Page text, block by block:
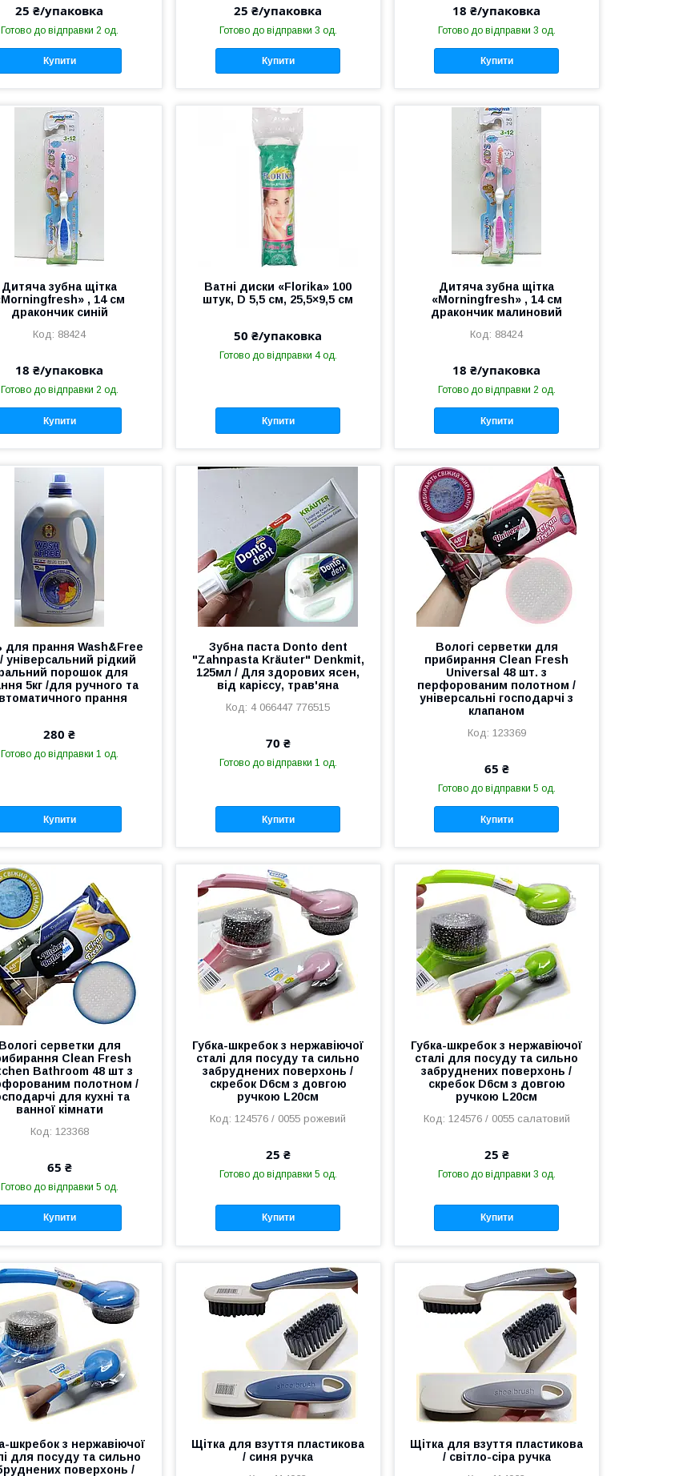
25 ₴/упаковка
Готово до відправки 2 од.
Купити
25 ₴/упаковка
Готово до відправки 3 од.
Купити
18 ₴/упаковка
Готово до відправки 3 од.
Купити
Дитяча зубна щітка
, 14 см
дракончик синій
88424
18 ₴/упаковка
Готово до відправки 2 од.
Купити
Ватні диски «Florika» 100
штук, D 5,5 см, 25,5×9,5 см
50 ₴/упаковка
Готово до відправки 4 од.
Купити
Дитяча зубна щітка
«Morningfresh» , 14 см
дракончик малиновий
88424
18 ₴/упаковка
Готово до відправки 2 од.
Купити
для прання Wash&Free
універсальний рідкий
порошок для
5кг /для ручного та
прання
280 ₴
Готово до відправки 1 од.
Купити
Зубна паста Donto dent
"Zahnpasta Kräuter" Denkmit,
125мл / Для здорових ясен,
від карієсу, трав'яна
4 066447 776515
70 ₴
Готово до відправки 1 од.
Купити
Вологі серветки для
прибирання Clean Fresh
Universal 48 шт. з
перфорованим полотном /
універсальні господарчі з
клапаном
123369
65 ₴
Готово до відправки 5 од.
Купити
Вологі серветки для
Clean Fresh
Bathroom 48 шт з
полотном /
для кухні та
ванної кімнати
123368
65 ₴
Готово до відправки 5 од.
Купити
Губка-шкребок з нержавіючої
сталі для посуду та сильно
забруднених поверхонь /
скребок D6см з довгою
ручкою L20см
124576 / 0055 рожевий
25 ₴
Готово до відправки 5 од.
Купити
Губка-шкребок з нержавіючої
сталі для посуду та сильно
забруднених поверхонь /
скребок D6см з довгою
ручкою L20см
124576 / 0055 салатовий
25 ₴
Готово до відправки 3 од.
Купити
шкребок з нержавіючої
для посуду та сильно
поверхонь /
Щітка для взуття пластикова
/ синя ручка
Щітка для взуття пластикова
/ світло-сіра ручка